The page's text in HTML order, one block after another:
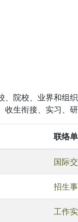
、院校、业界和组
收生衔接、实习、
联络
国际
招生
工作